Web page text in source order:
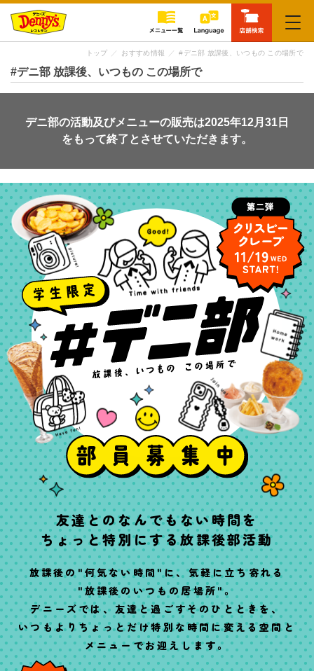
閉じる
トップ おすすめ情報 #デニ部 放課後、いつもの この場所で
#デニ部 放課後、いつもの この場所で
デニ部の活動及びメニューの販売は2025年12月31日
をもって終了とさせていただきます。
友達とのなんでもない時間を
ちょっと特別にする放課後部活動
放課後の"何気ない時間"に、気軽に立ち寄れる
"放課後のいつもの居場所"。
デニーズでは、友達と過ごすそのひとときを、
いつもよりちょっとだけ特別な時間に変える空間と
メニューでお迎えします。